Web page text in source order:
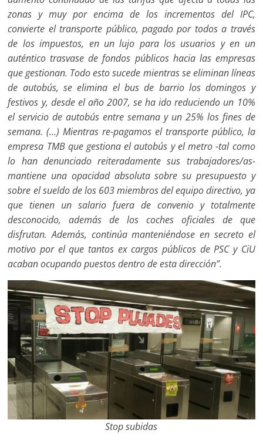
zonas y muy por encima de los incrementos del IPC,
convierte el transporte público, pagado por todos a través
de los impuestos, en un lujo para los usuarios y en un
auténtico trasvase de fondos públicos hacia las empresas
que gestionan. Todo esto sucede mientras se eliminan líneas
de autobús, se elimina el bus de barrio los domingos y
festivos y, desde el año 2007, se ha ido reduciendo un 10%
el servicio de autobús entre semana y un 25% los fines de
semana. (…) Mientras re-pagamos el transporte público, la
empresa TMB que gestiona el autobús y el metro -tal como
lo han denunciado reiteradamente sus trabajadores/as-
mantiene una opacidad absoluta sobre su presupuesto y
sobre el sueldo de los 603 miembros del equipo directivo, ya
que tienen un salario fuera de convenio y totalmente
desconocido, además de los coches oficiales de que
disfrutan. Además, continúa manteniéndose en secreto el
motivo por el que tantos ex cargos públicos de PSC y CiU
acaban ocupando puestos dentro de esta dirección”.
Stop subidas